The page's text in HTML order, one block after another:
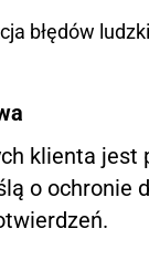
błędów
klienta jest
o ochronie